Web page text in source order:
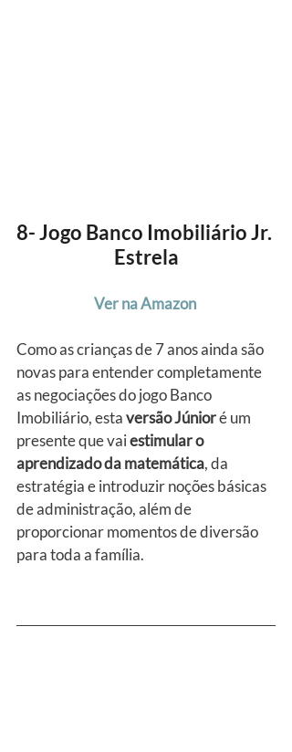
8- Jogo Banco Imobiliário Jr.
Estrela
Ver na Amazon
Como as crianças de 7 anos ainda são
novas para entender completamente
as negociações do jogo Banco
Imobiliário, esta versão Júnior é um
presente que vai estimular o
aprendizado da matemática, da
estratégia e introduzir noções básicas
de administração, além de
proporcionar momentos de diversão
para toda a família.